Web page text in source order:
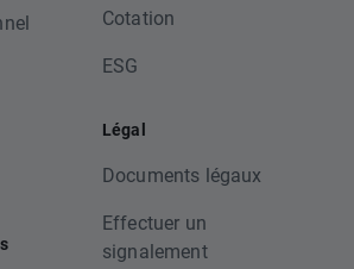
Cotation
ESG
Légal
Documents légaux
Effectuer un
signalement